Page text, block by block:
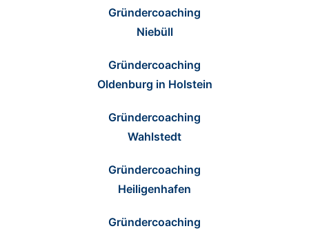
Gründercoaching
Niebüll
Gründercoaching
Oldenburg in Holstein
Gründercoaching
Wahlstedt
Gründercoaching
Heiligenhafen
Gründercoaching